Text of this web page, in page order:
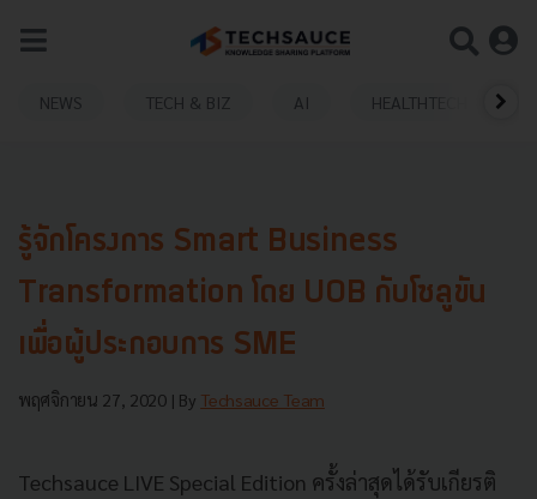
NEWS TECH & BIZ AI HEALTHTECH
รู้จักโครงการ Smart Business
Transformation โดย UOB กับโซลูขัน
เพื่อผู้ประกอบการ SME
พฤศจิกายน 27, 2020 | By Techsauce Team
Techsauce LIVE Special Edition ครั้งล่าสุดได้รับเกียรติ